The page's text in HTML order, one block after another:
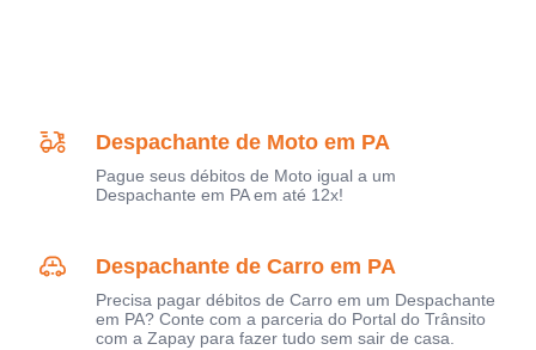
Despachante de Moto em PA
Pague seus débitos de Moto igual a um
Despachante em PA em até 12x!
Despachante de Carro em PA
Precisa pagar débitos de Carro em um Despachante
em PA? Conte com a parceria do Portal do Trânsito
com a Zapay para fazer tudo sem sair de casa.